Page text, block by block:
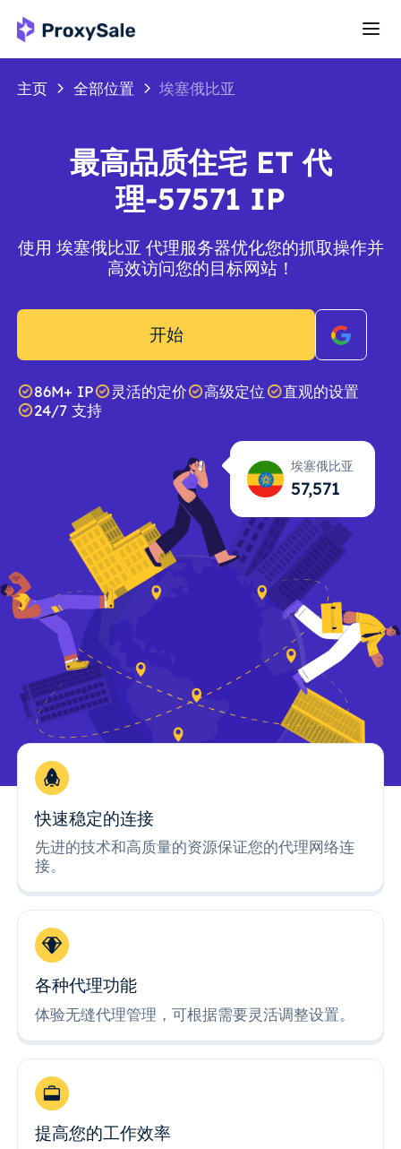
主页 全部位置 埃塞俄比亚
最高品质住宅 ET 代
理-57571 IP
使用 埃塞俄比亚 代理服务器优化您的抓取操作并
高效访问您的目标网站！
开始
86M+ IP 灵活的定价 高级定位
直观的设置
24/7 支持
埃塞俄比亚
57,571
快速稳定的连接
先进的技术和高质量的资源保证您的代理网络连
接。
各种代理功能
体验无缝代理管理，可根据需要灵活调整设置。
提高您的工作效率